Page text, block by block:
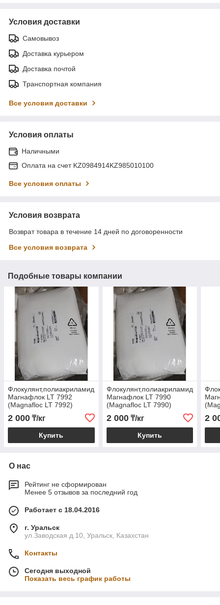
Условия доставки
Самовывоз
Доставка курьером
Доставка почтой
Транспортная компания
Все условия доставки
Условия оплаты
Наличными
Оплата на счет KZ0984914KZ985010100
Все условия оплаты
Условия возврата
Возврат товара в течение 14 дней по договоренности
Все условия возврата
Подобные товары компании
Флокулянт,полиакриламид
Магнафлок LT 7992
(Magnafloc LT 7992)
2 000 ₸/кг
Купить
Флокулянт,полиакриламид
Магнафлок LT 7990
(Magnafloc LT 7990)
2 000₸/кг
Купить
2
О нас
Рейтинг не сформирован
Менее 5 отзывов за последний год
Работает с 18.04.2016
г. Уральск
ул.Заводская д.10, Уральск, Казахстан
Контакты
Сегодня выходной
Показать весь график работы